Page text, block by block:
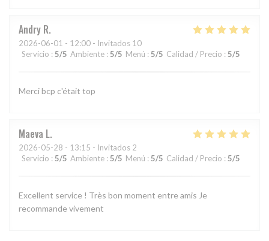
Andry R
2026-06-01 - 12:00 - Invitados 10
Servicio : 5/5 Ambiente : 5/5 Menú : 5/5 Calidad / Precio : 5/5
Merci bcp c'était top
Maeva L
2026-05-28 - 13:15 - Invitados 2
Servicio : 5/5 Ambiente : 5/5 Menú : 5/5 Calidad / Precio : 5/5
Excellent service ! Très bon moment entre amis Je
recommande vivement